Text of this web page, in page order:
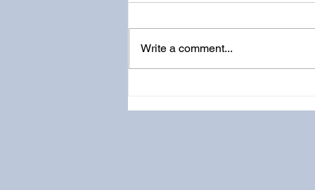
（Jesus Loves Me This
Write a comment...